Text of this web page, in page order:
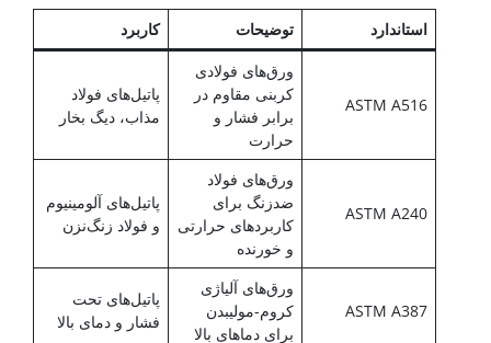
استاندارد توضیحات کاربرد
ASTM A516
ورق‌های فولادی
کربنی مقاوم در
برابر فشار و
حرارت
پاتیل‌های فولاد
مذاب، دیگ بخار
ASTM A240
ورق‌های فولاد
ضدزنگ برای
کاربردهای حرارتی
و خورنده
پاتیل‌های آلومینیوم
و فولاد زنگ‌نزن
ASTM A387
ورق‌های آلیاژی
کروم-مولیبدن
برای دماهای بالا
پاتیل‌های تحت
فشار و دمای بالا